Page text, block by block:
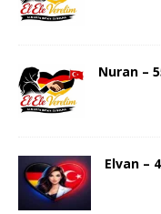
Nuran –
Elvan –